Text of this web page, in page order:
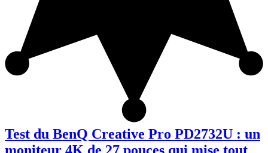
Test du BenQ Creative Pro PD2732U : un
moniteur 4K de 27 pouces qui mise tout